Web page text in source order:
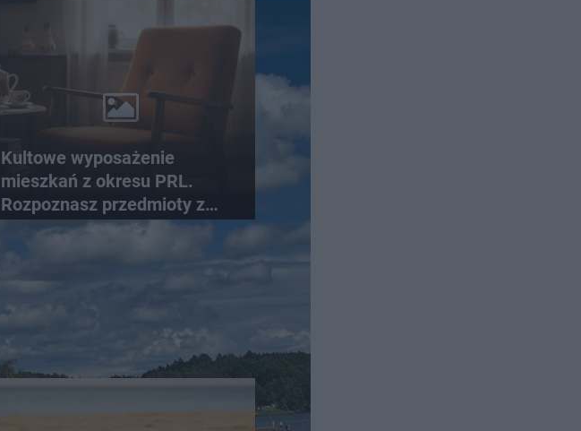
Kultowe wyposażenie
mieszkań z okresu PRL.
Rozpoznasz przedmioty z
tamtych lat?